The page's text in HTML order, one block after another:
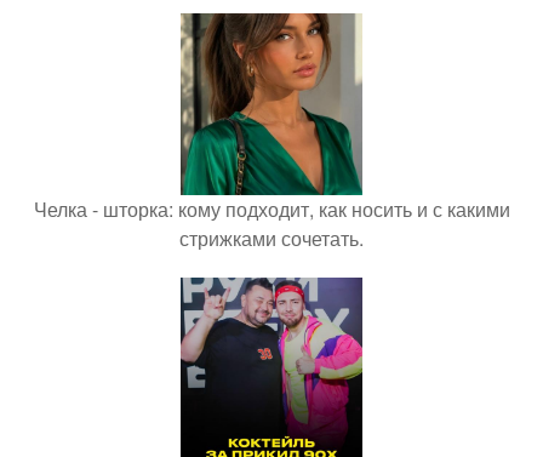
Челка - шторка: кому подходит, как носить и с какими
стрижками сочетать.